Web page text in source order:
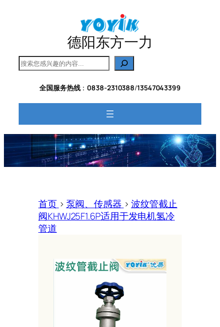
德阳东方一力
搜
索
全国服务热线： 0838-2310388/13547043399
首页 > 泵阀、传感器 > 波纹管截止
阀KHWJ25F1.6P适用于发电机氢冷
管道